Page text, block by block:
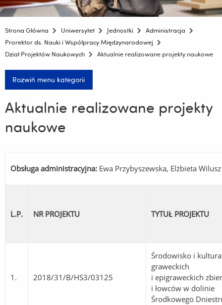
Strona Główna Uniwersytet Jednostki
Administracja
Prorektor ds. Nauki i Współpracy Międzynarodowej
Dział Projektów Naukowych
Aktualnie realizowane projekty naukowe
Rozwiń menu kategorii
Aktualnie realizowane projekty
naukowe
Obsługa administracyjna: Ewa Przybyszewska, Elżbieta Wilusz
L.P. NR PROJEKTU TYTUŁ PROJEKTU
1. 2018/31/B/HS3/03125
Środowisko i kultura
graweckich
i epigraweckich
i łowców w dolinie
Środkowego